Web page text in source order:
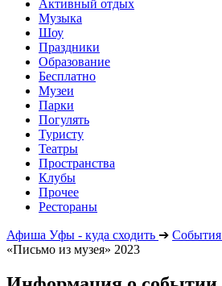
Активный отдых
Музыка
Шоу
Праздники
Образование
Бесплатно
Музеи
Парки
Погулять
Туристу
Театры
Пространства
Клубы
Прочее
Рестораны
Афиша Уфы - куда сходить ➔ События
«Письмо из музея» 2023